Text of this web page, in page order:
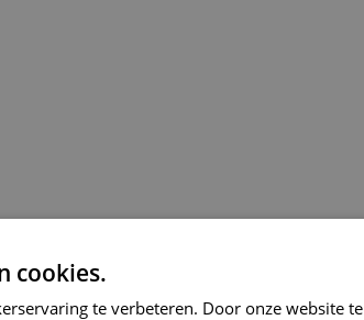
cookies.
te verbeteren. Door onze website te